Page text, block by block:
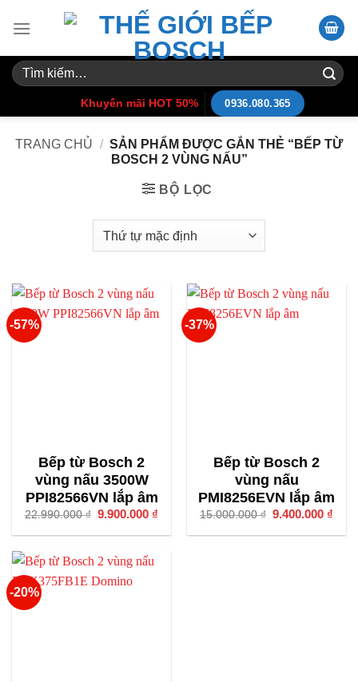
Tìm
kiếm:
Khuyến mãi HOT 50% 0936.080.365
TRANG CHỦ / SẢN PHẨM ĐƯỢC GẮN THẺ “BẾP TỪ
BOSCH 2 VÙNG NẤU”
BỘ LỌC
-57%
Bếp từ Bosch 2
vùng nấu 3500W
PPI82566VN lắp âm
22.990.000₫ Giá
là:
9.900.000 ₫
tại
-37%
Bếp từ Bosch 2
vùng nấu
PMI8256EVN lắp âm
15.000.000₫ Giá
là:
9.400.000 ₫
tại
-20%